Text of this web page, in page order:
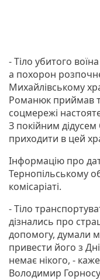
- Тіло убитого
а похорон
Михайлівському
Романюк приймав
соцмережі
З покійним
приходити в цей
Інформацію про
Тернопільському
комісаріаті.
- Тіло
дізнались про
допомогу, думали
привести його з
немає нікого, -
Володимир